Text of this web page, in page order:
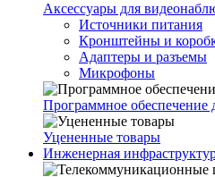
Аксессуары для
Источники питания
Кронштейны и
Адаптеры и разъемы
Микрофоны
Программное обеспечение
Уцененные товары
Инженерная